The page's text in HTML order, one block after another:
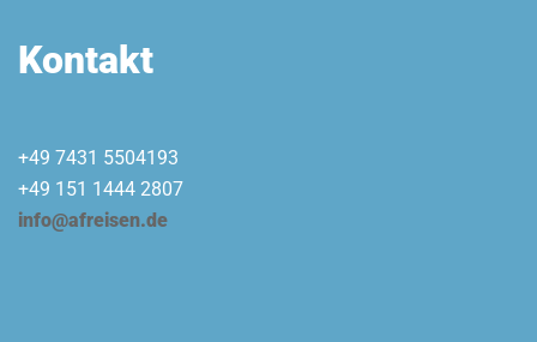
Kontakt
+49 7431 5504193
+49 151 1444 2807
info@afreisen.de